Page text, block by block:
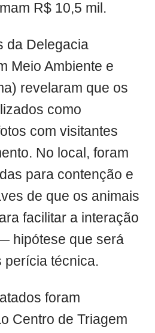
R$ 10,5 mil.
da Delegacia
Meio Ambiente e
revelaram que os
como
com visitantes
No local, foram
para contenção e
de que os animais
facilitar a interação
hipótese que será
perícia técnica.
foram
Centro de Triagem